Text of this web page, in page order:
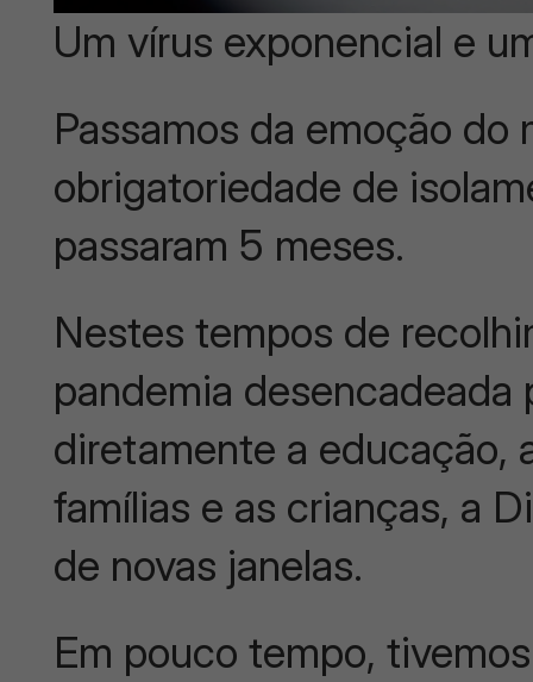
Um vírus exponencial e
Passamos da emoção
obrigatoriedade de
passaram 5 meses.
Nestes tempos de
pandemia
diretamente a educação,
famílias e as crianças, a
de novas janelas.
Em pouco tempo,